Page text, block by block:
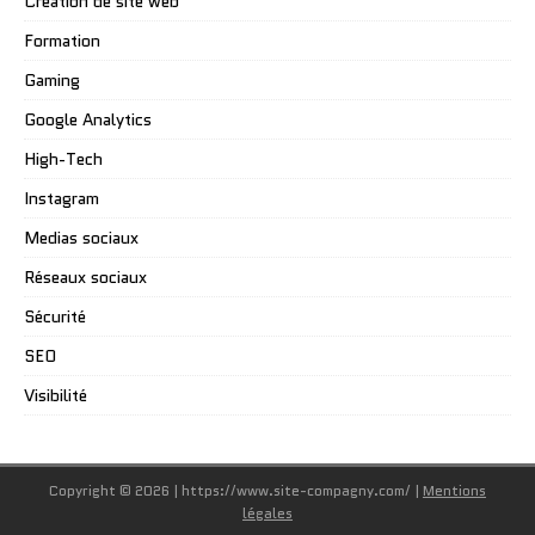
Formation
Gaming
Google Analytics
High-Tech
Instagram
Medias sociaux
Réseaux sociaux
Sécurité
SEO
Visibilité
Copyright © 2026 | https://www.site-compagny.com/ | Mentions
légales